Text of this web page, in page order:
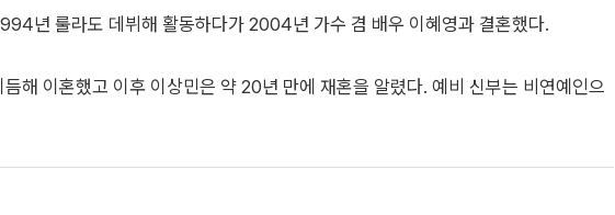
년 룰라도 데뷔해 활동하다가 2004년 가수 겸 배우 이혜영과 결혼했다.
해 이혼했고 이후 이상민은 약 20년 만에 재혼을 알렸다. 예비 신부는 비연예인으